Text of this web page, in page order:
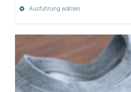
Ausführung wählen